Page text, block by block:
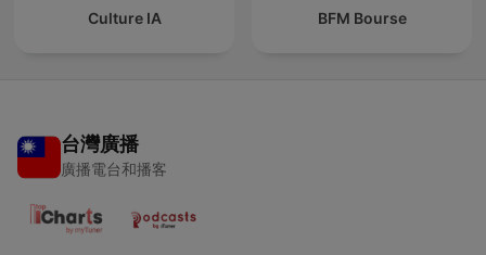
Culture IA BFM Bourse
台灣廣播
廣播電台和播客